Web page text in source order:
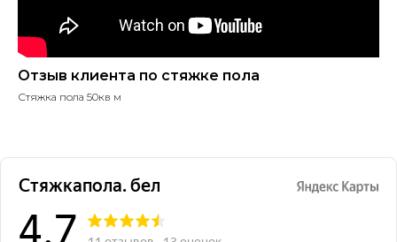
Отзыв клиента по стяжке пола
Стяжка пола 50кв м